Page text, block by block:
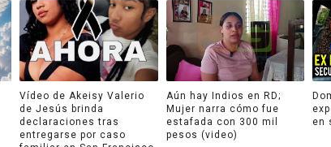
Vídeo de Akeisy Valerio
de Jesús brinda
declaraciones tras
entregarse por caso
Aún hay Indios en RD;
Mujer narra cómo fue
estafada con 300 mil
pesos (video)
en